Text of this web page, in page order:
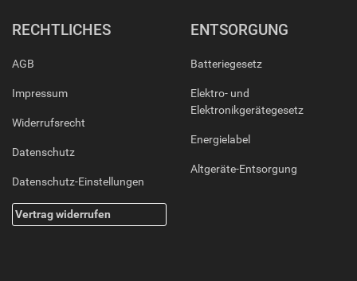
RECHTLICHES
AGB
Impressum
Widerrufsrecht
Datenschutz
Datenschutz-Einstellungen
Vertrag widerrufen
ENTSORGUNG
Batteriegesetz
Elektro- und
Elektronikgerätegesetz
Energielabel
Altgeräte-Entsorgung